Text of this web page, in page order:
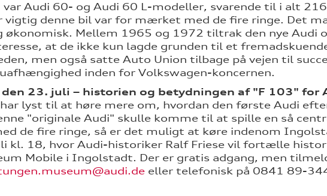
var Audi 60- og Audi 60 L-modeller, svarende til i alt
vigtig denne bil var for mærket med de fire ringe. Det
økonomisk. Mellem 1965 og 1972 tiltrak den nye Audi
at de ikke kun lagde grunden til et
men også satte Auto Union tilbage på vejen til
inden for Volkswagen-koncernen.
den 23. juli – historien og betydningen af "F 103" for
lyst til at høre mere om, hvordan den første Audi
"originale Audi" skulle komme til at spille en så
de fire ringe, så er det muligt at køre indenom
kl. 18, hvor Audi-historiker Ralf Friese vil fortælle
Mobile i Ingolstadt. Der er gratis adgang, men
eller telefonisk på 0841 89-